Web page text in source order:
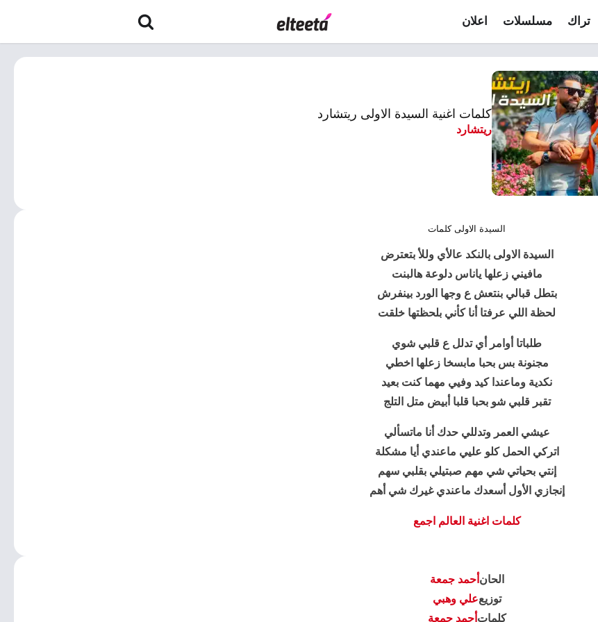
تراك مسلسلات اعلان
كلمات اغنية السيدة الاولى ريتشارد
ريتشارد
السيدة الاولى كلمات
السيدة الاولى بالنكد عالأي وللأ بتعترض
مافيني زعلها ياناس دلوعة هالبنت
بتطل قبالي بنتعش ع وجها الورد بينفرش
لحظة اللي عرفتا أنا كأني بلحظتها خلقت
طلباتا أوامر أي تدلل ع قلبي شوي
مجنونة بس بحبا مابسخا زعلها اخطي
نكدية وماعندا كيد وفيي مهما كنت بعيد
تقبر قلبي شو بحبا قلبا أبيض متل التلج
عيشي العمر وتدللي حدك أنا ماتسألي
اتركي الحمل كلو عليي ماعندي أيا مشكلة
إنتي بحياتي شي مهم صبتيلي بقلبي سهم
إنجازي الأول أسعدك ماعندي غيرك شي أهم
كلمات اغنية العالم اجمع
الحان أحمد جمعة
توزيععلي وهبي
كلمات أحمد جمعة